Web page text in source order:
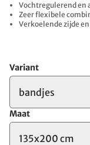
Vochtregulerend en
Zeer flexibele
Verkoelende zijde
Variant
bandjes
Maat
135x200 cm